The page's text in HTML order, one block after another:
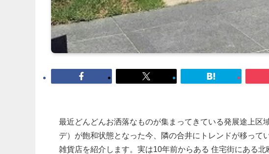
最近どんどんお洒落なものが集まってきている発展途上区
デ）が飽和状態となった今、隣の合井にトレンドが移って
雑貨店を紹介します。実は10年前からある 住宅街にある